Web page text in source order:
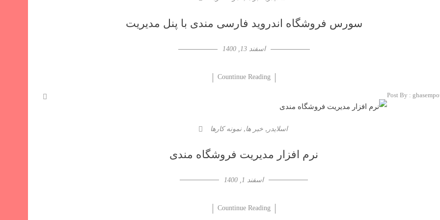
سورس فروشگاه اندروید فارسی مندی با پنل مدیریت
اسفند 13, 1400
Countinue Reading
Post By :
اسلایدر ,خبر ها ,نمونه کارها
نرم افزار مدیریت فروشگاه مندی
اسفند 1, 1400
Countinue Reading